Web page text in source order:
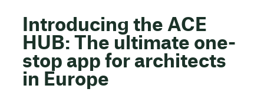
Introducing the ACE
HUB: The ultimate one-
stop app for architects
in Europe